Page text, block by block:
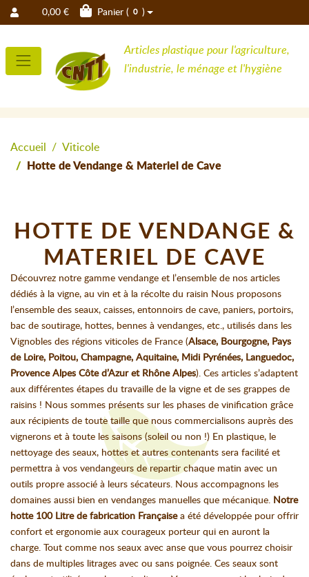
0,00 € Panier ( 0 )
Articles plastique pour l'agriculture,
l'industrie, le ménage et l'hygiène
Accueil
Viticole
Hotte de Vendange & Materiel de Cave
HOTTE DE VENDANGE &
MATERIEL DE CAVE
Découvrez notre gamme vendange et l’ensemble de nos articles
dédiés à la vigne, au vin et à la récolte du raisin Nous proposons
l’ensemble des seaux, caisses, entonnoirs de cave, paniers, portoirs,
bac de soutirage, hottes, bennes à vendanges, etc., utilisés dans les
Vignobles des régions viticoles de France (Alsace, Bourgogne, Pays
de Loire, Poitou, Champagne, Aquitaine, Midi Pyrénées, Languedoc,
Provence Alpes Côte d’Azur et Rhône Alpes). Ces articles s’adaptent
aux différentes étapes du travaille de la vigne et de ses grappes de
raisins ! Nous sommes présents sur les phases de vinification grâce
aux récipients de toute taille que nous commercialisons auprès des
vignerons et à toute les saisons (soleil ou non !) En plastique, le
nettoyage des seaux, hottes et autres contenants sera facilité et
permettra à vos vendangeurs de repartir chaque matin avec un
outils propre associé à leurs sécateurs. Nous accompagnons les
domaines aussi bien en vendanges manuelles que mécanique.
Notre
hotte 100 Litre de fabrication Françaisea été développée pour offrir
confort et ergonomie aux courageux porteur qui en auront la
charge. Tout comme nos seaux avec anse que vous pourrez choisir
dans de multiples litrages avec ou sans poignée. Ces seaux sont